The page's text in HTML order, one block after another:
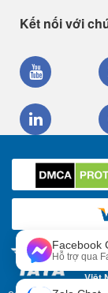
Kết nối với
Địa
Việt
Facebook
Hỗ trợ qua